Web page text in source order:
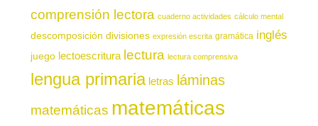
comprensión lectora cuaderno actividades cálculo mental
descomposición divisiones expresión escrita gramática inglés
juego lectoescritura lectura lectura comprensiva
lengua primaria letras láminas
matemáticas matemáticas